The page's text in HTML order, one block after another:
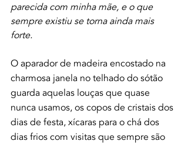
parecida com minha mãe, e o que
sempre existiu se torna ainda mais
forte.
O aparador de madeira encostado na
charmosa janela no telhado do sótão
guarda aquelas louças que quase
nunca usamos, os copos de cristais dos
dias de festa, xícaras para o chá dos
dias frios com visitas que sempre são